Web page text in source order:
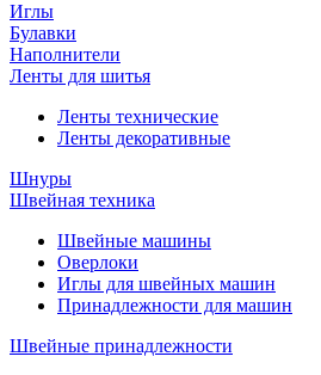
Иглы
Булавки
Наполнители
Ленты для шитья
Ленты технические
Ленты декоративные
Шнуры
Швейная техника
Швейные машины
Оверлоки
Иглы для швейных машин
Принадлежности для машин
Швейные принадлежности